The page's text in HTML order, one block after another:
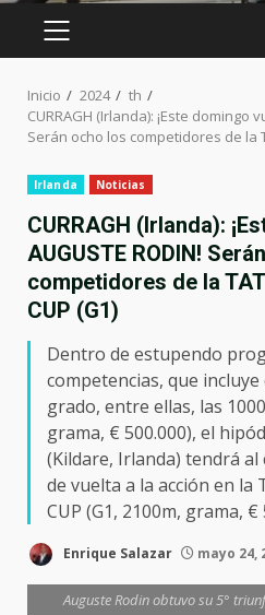
MENÚ
Inicio 2024
th
CURRAGH (Irlanda): ¡Este domingo
Serán ocho los competidores de la
Irlanda Noticias
CURRAGH (Irlanda):
AUGUSTE RODIN!
competidores de la
CUP (G1)
Dentro de estupendo
competencias, que
grado, entre ellas, las
grama, € 500.000), el
(Kildare, Irlanda) tendrá al
de vuelta a la acción en la
CUP (G1, 2100m, grama, €
Enrique Salazar mayo 24,
Auguste Rodin obtuvo su 5°